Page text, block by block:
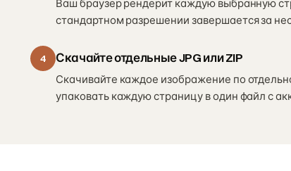
Ваш браузер рендерит каждую выбранную
стандартном разрешении завершается за
4 Скачайте отдельные JPG или ZIP
Скачивайте каждое изображение по
упаковать каждую страницу в один файл с